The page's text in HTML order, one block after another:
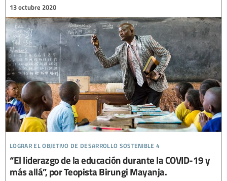
lograr el objetivo de desarrollo sostenible 4
13 octubre 2020
“El liderazgo de la educación durante la COVID-19 y
más allá”, por Teopista Birungi Mayanja.